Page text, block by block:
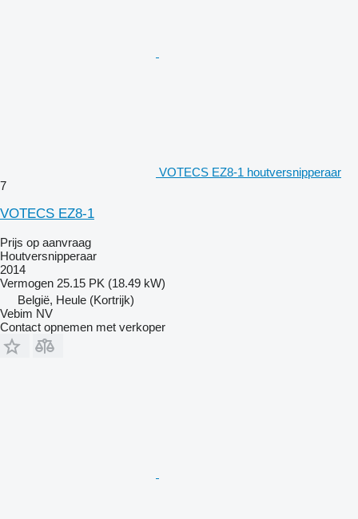
VOTECS EZ8-1 houtversnipperaar
7
VOTECS EZ8-1
Prijs op aanvraag
Houtversnipperaar
2014
Vermogen 25.15 PK (18.49 kW)
België, Heule (Kortrijk)
Vebim NV
Contact opnemen met verkoper